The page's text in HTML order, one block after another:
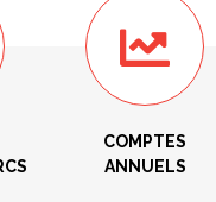
COMPTES
ANNUELS